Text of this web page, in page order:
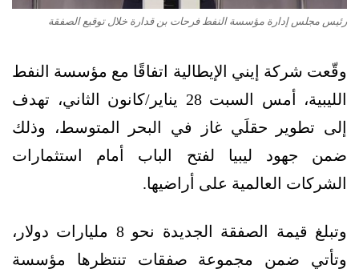
رئيس مجلس إدارة مؤسسة النفط فرحات بن قدارة خلال توقيع الصفقة
وقّعت شركة إيني الإيطالية اتفاقًا مع مؤسسة النفط
الليبية، أمس السبت 28 يناير/كانون الثاني، تهدف
إلى تطوير حقلَي غاز في البحر المتوسط، وذلك
ضمن جهود ليبيا لفتح الباب أمام استثمارات
الشركات العالمية على أراضيها.
وتبلغ قيمة الصفقة الجديدة نحو 8 مليارات دولار،
وتأتي ضمن مجموعة صفقات تنتظرها مؤسسة